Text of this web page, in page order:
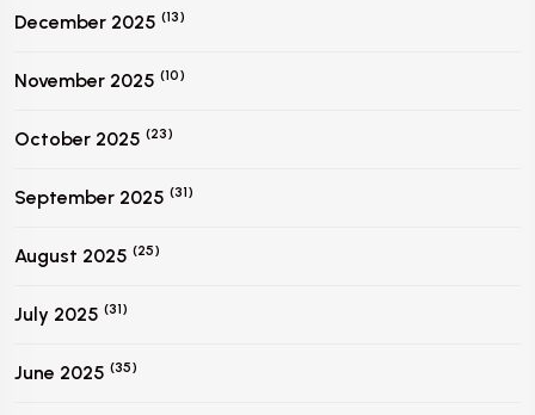
December 2025 (13)
November 2025 (10)
October 2025 (23)
September 2025 (31)
August 2025 (25)
July 2025 (31)
June 2025 (35)